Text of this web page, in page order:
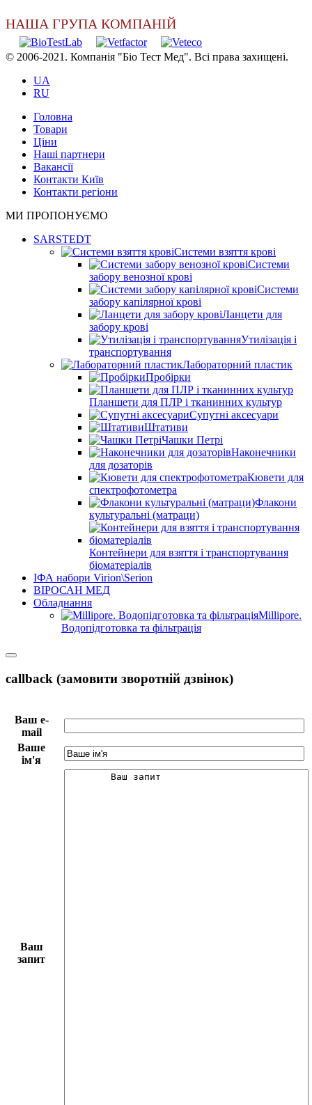
НАША ГРУПА КОМПАНІЙ
© 2006-2021. Компанія "Біо Тест Мед". Всі права захищені.
UA
RU
Головна
Товари
Ціни
Наші партнери
Вакансії
Контакти Київ
Контакти регіони
МИ ПРОПОНУЄМО
SARSTEDT
Системи взяття крові
Системи
забору венозної крові
Системи
забору капілярної крові
Ланцети для
забору крові
Утилізація і
транспортування
Лабораторний пластик
Пробірки
Планшети для ПЛР і тканинних культур
Супутні аксесуари
Штативи
Чашки Петрі
Наконечники
для дозаторів
Кювети для
спектрофотометра
Флакони
культуральні (матраци)
Контейнери для взяття і транспортування
біоматеріалів
ІФА набори Virion\Serion
ВІРОСАН МЕД
Обладнання
Millipore.
Водопідготовка та фільтрація
callback (замовити зворотній дзвінок)
Ваш e-
mail
Ваше
ім'я
Ваш
запит